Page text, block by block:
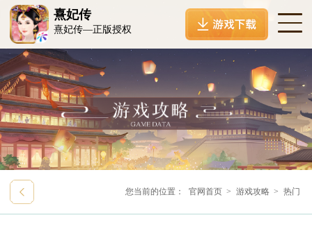
熹妃传
熹妃传—正版授权
您当前的位置： 官网首页 > 游戏攻略 > 热门